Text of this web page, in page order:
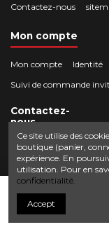
Contactez-nous
Mon compte
Mon compte Identité
Suivi de commande
Contactez-
nous
Crocbois-
50 route de Villefort
contact@crocbois-
© Copyright 2025
Ce site utilise des
boutique (panier,
expérience. En
utilisation. Pour en
confidentialité.
Accept